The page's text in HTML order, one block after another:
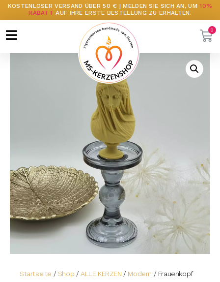
KOSTENLOSER VERSAND ÜBER 50 € | MELDEN SIE SICH AN, UM10%
RABATT AUF IHRE ERSTE BESTELLUNG ZU ERHALTEN.
Startseite / Shop /ALLE KERZEN / Modern / Frauenkopf